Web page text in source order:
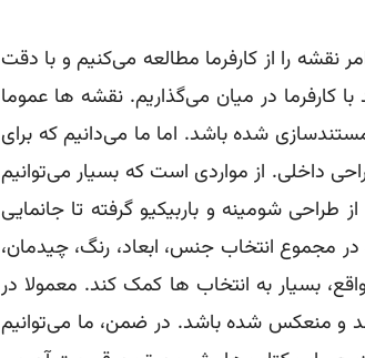
را از کارفرما مطالعه می‌کنیم و با دقت
کارفرما در میان می‌گذاریم. نقشه ها عموما
شده باشد. اما ما می‌دانیم که برای
داخلی. از مواردی است که بسیار می‌توانیم
طراحی شومینه و باربیکیو گرفته تا جانمایی
مجموع انتخاب جنس، ابعاد، رنگ، چیدمان،
بسیار به انتخاب ها کمک کند. معمولا در
و منعکس شده باشد. در ضمن، ما می‌توانیم